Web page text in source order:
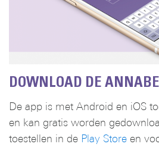
DOWNLOAD DE
De app is met Android en iOS
en kan gratis worden
toestellen in de Play Store en